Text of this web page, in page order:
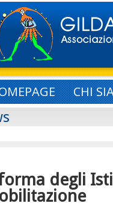
CHI
degli